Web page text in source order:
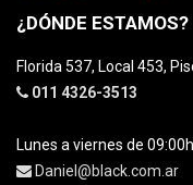
¿DÓNDE ESTAMOS?
Florida 537, Local 453,
011 4326-3513
Lunes a viernes de
Daniel@black.com.ar